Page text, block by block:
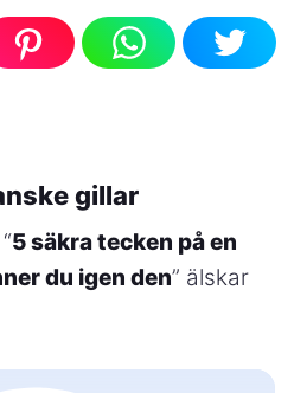
gillar
5 säkra tecken på en
du igen den” älskar